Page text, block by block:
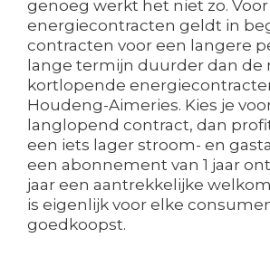
genoeg werkt het niet zo. Voor
energiecontracten geldt in
contracten voor een langere
lange termijn duurder dan de
kortlopende
Houdeng-Aimeries. Kies je
langlopend contract, dan
een iets lager stroom- en
een abonnement van 1 jaar
jaar een aantrekkelijke
is eigenlijk voor elke
goedkoopst.